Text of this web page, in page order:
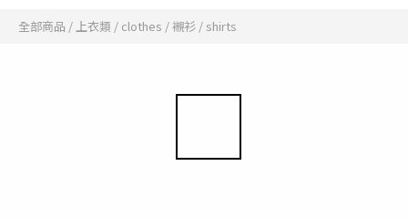
全部商品 /上衣類 / clothes /襯衫 / shirts